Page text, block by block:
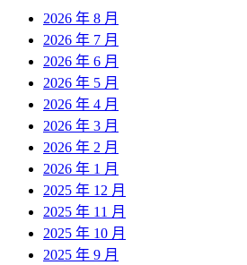
2026 年 8 月
2026 年 7 月
2026 年 6 月
2026 年 5 月
2026 年 4 月
2026 年 3 月
2026 年 2 月
2026 年 1 月
2025 年 12 月
2025 年 11 月
2025 年 10 月
2025 年 9 月